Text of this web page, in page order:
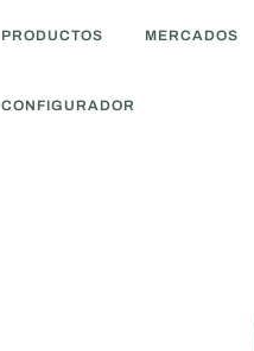
PRODUCTOS MERCADOS
CONFIGURADOR